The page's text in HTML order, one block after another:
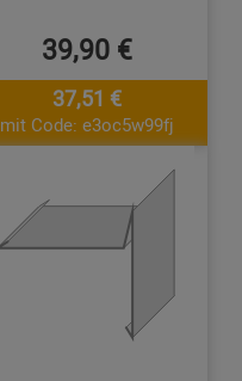
39,90 €
37,51 €
mit Code: e3oc5w99fj